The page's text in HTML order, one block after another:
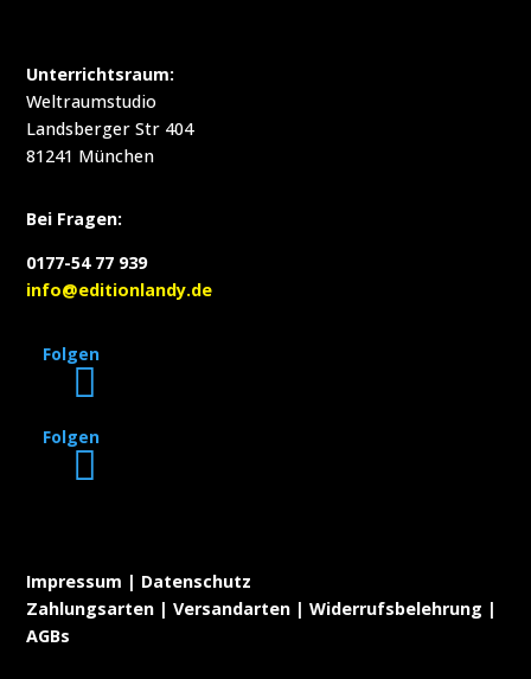
Unterrichtsraum:
Weltraumstudio
Landsberger Str 404
81241 München
Bei Fragen:
0177-54 77 939
info@editionlandy.de
Folgen
Folgen
Impressum | Datenschutz
Zahlungsarten |Versandarten |Widerrufsbelehrung |
AGBs